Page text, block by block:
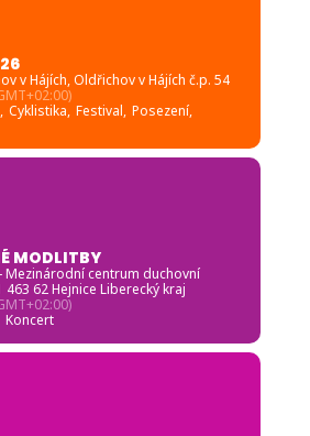
v Hájích, Oldřichov v Hájích č.p. 54
Cyklistika, Festival, Posezení,
MODLITBY
Mezinárodní centrum duchovní
463 62 Hejnice Liberecký kraj
Koncert